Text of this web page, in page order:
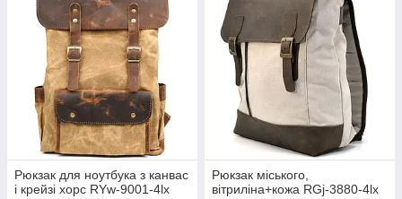
Рюкзак для ноутбука з канвас
і крейзі хорс RYw-9001-4lx
Рюкзак міського,
вітриліна+кожа RGj-3880-4lx